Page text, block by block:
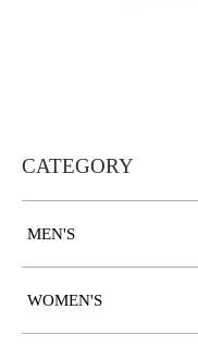
CATEGORY
MEN'S
WOMEN'S